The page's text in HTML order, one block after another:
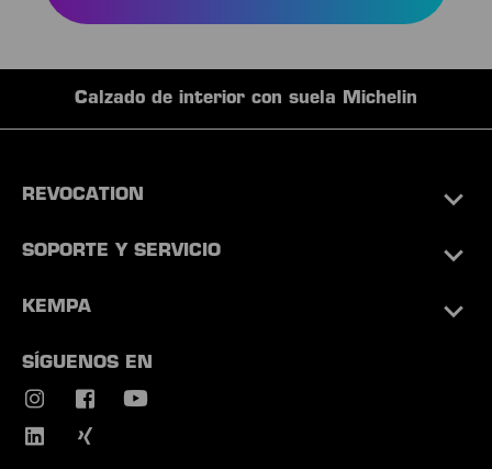
Calzado de interior con suela Michelin
REVOCATION
SOPORTE Y SERVICIO
KEMPA
SÍGUENOS EN